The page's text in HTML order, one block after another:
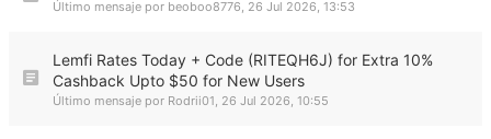
Último mensaje por beoboo8776, 26 Jul 2026, 13:53
Lemfi Rates Today + Code (RITEQH6J) for Extra 10%
Cashback Upto $50 for New Users
Último mensaje por Rodrii01, 26 Jul 2026, 10:55